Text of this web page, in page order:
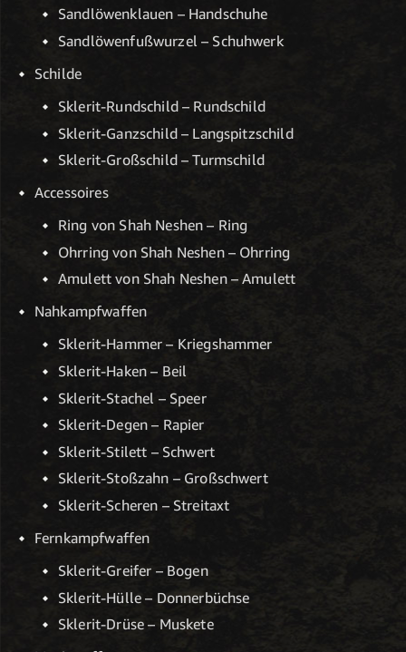
Sandlöwenklauen – Handschuhe
Sandlöwenfußwurzel – Schuhwerk
Schilde
Sklerit-Rundschild – Rundschild
Sklerit-Ganzschild – Langspitzschild
Sklerit-Großschild – Turmschild
Accessoires
Ring von Shah Neshen – Ring
Ohrring von Shah Neshen – Ohrring
Amulett von Shah Neshen – Amulett
Nahkampfwaffen
Sklerit-Hammer – Kriegshammer
Sklerit-Haken – Beil
Sklerit-Stachel – Speer
Sklerit-Degen – Rapier
Sklerit-Stilett – Schwert
Sklerit-Stoßzahn – Großschwert
Sklerit-Scheren – Streitaxt
Fernkampfwaffen
Sklerit-Greifer – Bogen
Sklerit-Hülle – Donnerbüchse
Sklerit-Drüse – Muskete